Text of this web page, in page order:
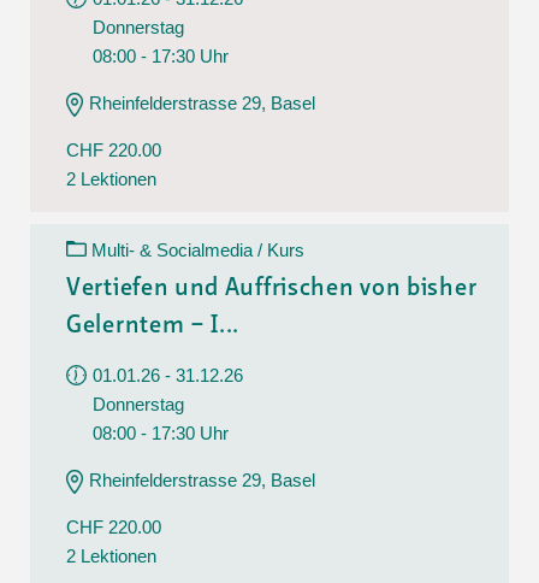
Donnerstag
08:00 - 17:30 Uhr
Rheinfelderstrasse 29, Basel
CHF 220.00
2 Lektionen
Multi- & Socialmedia / Kurs
Vertiefen und Auffrischen von bisher
Gelerntem – I...
01.01.26 - 31.12.26
Donnerstag
08:00 - 17:30 Uhr
Rheinfelderstrasse 29, Basel
CHF 220.00
2 Lektionen